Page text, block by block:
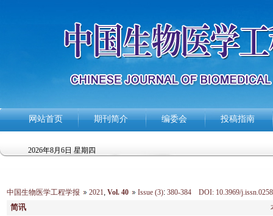
网站首页 期刊简介 编委会 投稿指南
2026年8月6日 星期四
中国生物医学工程学报 2021, Vol. 40 Issue (3):380-384 DOI: 10.3969/
简讯